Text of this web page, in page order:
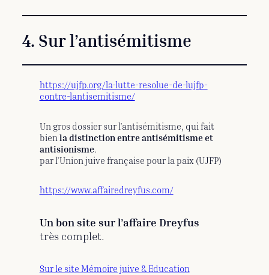
4. Sur l’antisémitisme
https://ujfp.org/la-lutte-resolue-de-lujfp-
contre-lantisemitisme/
Un gros dossier sur l’antisémitisme, qui fait
bien la distinction entre antisémitisme et
antisionisme.
par l’Union juive française pour la paix (UJFP)
https://www.affairedreyfus.com/
Un bon site sur l’affaire Dreyfus
très complet.
Sur le site Mémoire juive & Education